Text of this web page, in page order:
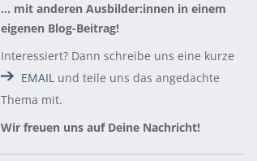
… mit anderen Ausbilder:innen in einem
eigenen Blog-Beitrag!
Interessiert? Dann schreibe uns eine kurze
EMAIL und teile uns das angedachte
Thema mit.
Wir freuen uns auf Deine Nachricht!